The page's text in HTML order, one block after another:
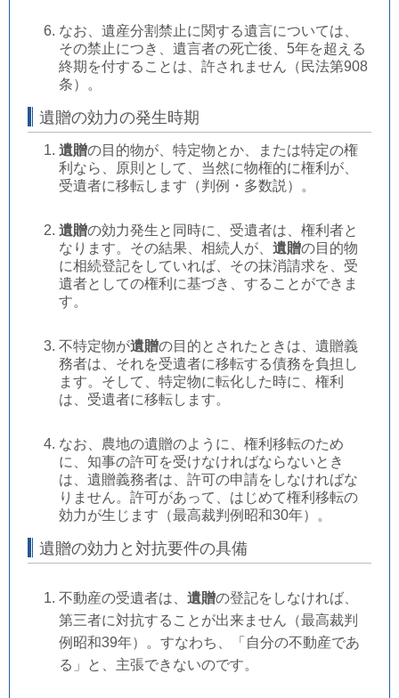
なお、遺産分割禁止に関する遺言については、
その禁止につき、遺言者の死亡後、5年を超える
終期を付することは、許されません（民法第908
条）。
遺贈の効力の発生時期
遺贈の目的物が、特定物とか、または特定の権
利なら、原則として、当然に物権的に権利が、
受遺者に移転します（判例・多数説）。
遺贈の効力発生と同時に、受遺者は、権利者と
なります。その結果、相続人が、 遺贈の目的物
に相続登記をしていれば、その抹消請求を、受
遺者としての権利に基づき、することができま
す。
不特定物が遺贈の目的とされたときは、遺贈義
務者は、それを受遺者に移転する債務を負担し
ます。そして、特定物に転化した時に、権利
は、受遺者に移転します。
なお、農地の遺贈のように、権利移転のため
に、知事の許可を受けなければならないとき
は、遺贈義務者は、許可の申請をしなければな
りません。許可があって、はじめて権利移転の
効力が生じます（最高裁判例昭和30年）。
遺贈の効力と対抗要件の具備
不動産の受遺者は、 遺贈の登記をしなければ、
第三者に対抗することが出来ません（最高裁判
例昭和39年）。すなわち、「自分の不動産であ
る」と、主張できないのです。